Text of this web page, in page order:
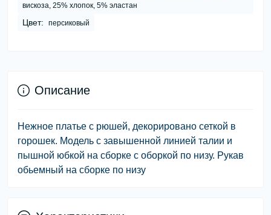
вискоза, 25% хлопок, 5% эластан
Цвет: персиковый
Описание
Нежное платье с рюшей, декорировано сеткой в
горошек. Модель с завышенной линией талии и
пышной юбкой на сборке с оборкой по низу. Рукав
обьемный на сборке по низу